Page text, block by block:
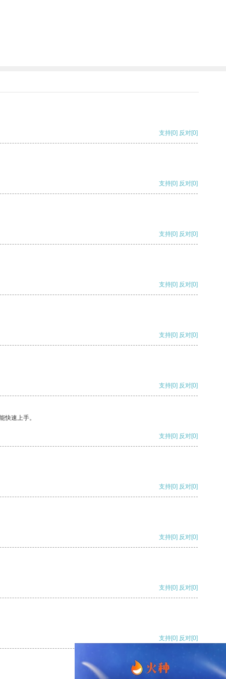
支持[0] 反对[0]
支持[0] 反对[0]
支持[0] 反对[0]
支持[0] 反对[0]
支持[0] 反对[0]
支持[0] 反对[0]
快速上手。
支持[0] 反对[0]
支持[0] 反对[0]
支持[0] 反对[0]
支持[0] 反对[0]
支持[0] 反对[0]